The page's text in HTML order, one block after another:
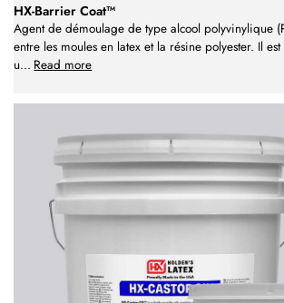
HX-Barrier Coat™
Agent de démoulage de type alcool polyvinylique
entre les moules en latex et la résine polyester. Il
u... Read more